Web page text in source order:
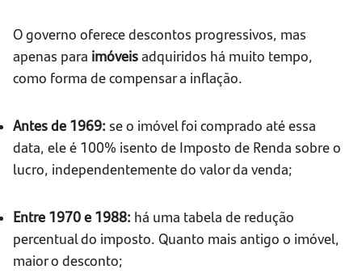
O governo oferece descontos progressivos, mas
apenas para imóveisadquiridos há muito tempo,
como forma de compensar a inflação.
Antes de 1969: se o imóvel foi comprado até essa
data, ele é 100% isento de Imposto de Renda sobre o
lucro, independentemente do valor da venda;
Entre 1970 e 1988: há uma tabela de redução
percentual do imposto. Quanto mais antigo o imóvel,
maior o desconto;